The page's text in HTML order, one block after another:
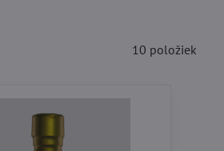
10 položiek